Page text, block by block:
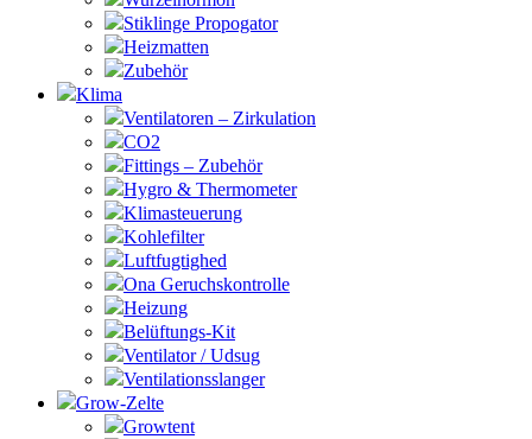
Stiklinge Propogator
Heizmatten
Zubehör
Klima
Ventilatoren – Zirkulation
CO2
Fittings – Zubehör
Hygro & Thermometer
Klimasteuerung
Kohlefilter
Luftfugtighed
Ona Geruchskontrolle
Heizung
Belüftungs-Kit
Ventilator / Udsug
Ventilationsslanger
Grow-Zelte
Growtent